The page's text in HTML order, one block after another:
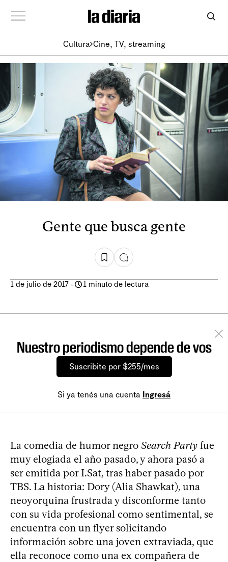
Cultura Cine, TV, streaming
Gente que busca gente
1 de julio de 2017 - 1 minuto de lectura
Nuestro periodismo depende de vos
Suscribite por $255/mes
Si ya tenés una cuenta Ingresá
La comedia de humor negro Search Party fue
muy elogiada el año pasado, y ahora pasó a
ser emitida por I.Sat, tras haber pasado por
TBS. La historia: Dory (Alia Shawkat), una
neoyorquina frustrada y disconforme tanto
con su vida profesional como sentimental, se
encuentra con un flyer solicitando
información sobre una joven extraviada, que
ella reconoce como una ex compañera de